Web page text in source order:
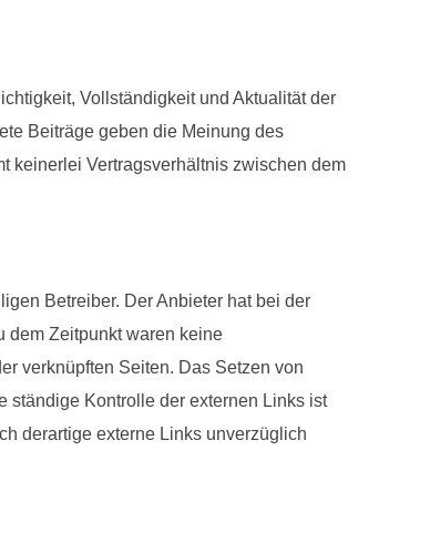
Vollständigkeit und Aktualität der
Beiträge geben die Meinung des
keinerlei Vertragsverhältnis zwischen dem
Betreiber. Der Anbieter hat bei der
dem Zeitpunkt waren keine
verknüpften Seiten. Das Setzen von
ständige Kontrolle der externen Links ist
derartige externe Links unverzüglich